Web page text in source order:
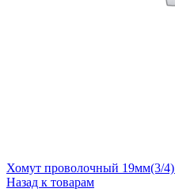
Хомут проволочный 19мм(3/4)
Назад к товарам